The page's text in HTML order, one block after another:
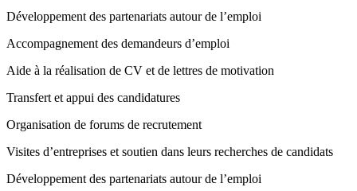
Développement des partenariats autour de l’emploi
Accompagnement des demandeurs d’emploi
Aide à la réalisation de CV et de lettres de motivation
Transfert et appui des candidatures
Organisation de forums de recrutement
Visites d’entreprises et soutien dans leurs recherches de candidats
Développement des partenariats autour de l’emploi